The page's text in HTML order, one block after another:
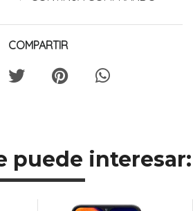
COMPARTIR
puede interesar: